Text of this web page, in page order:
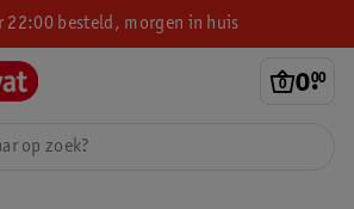
22:00 besteld, morgen in huis
0.
00